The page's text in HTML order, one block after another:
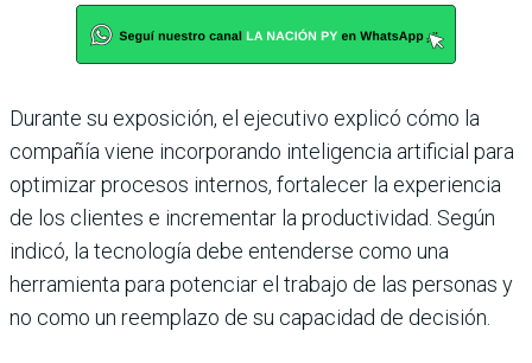
Durante su exposición, el ejecutivo explicó cómo la
compañía viene incorporando inteligencia artificial para
optimizar procesos internos, fortalecer la experiencia
de los clientes e incrementar la productividad. Según
indicó, la tecnología debe entenderse como una
herramienta para potenciar el trabajo de las personas y
no como un reemplazo de su capacidad de decisión.